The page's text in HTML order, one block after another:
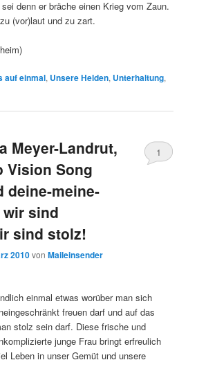
denn er bräche einen Krieg vom Zaun.
(vor)laut und zu zart.
auf einmal, Unsere Helden, Unterhaltung,
Meyer-Landrut,
Vision Song
deine-meine-
wir sind
sind stolz!
2010vonMaileinsender
1
einmal etwas worüber man sich
freuen darf und auf das
stolz sein darf. Diese frische und
junge Frau bringt erfreulich
Leben in unser Gemüt und unsere